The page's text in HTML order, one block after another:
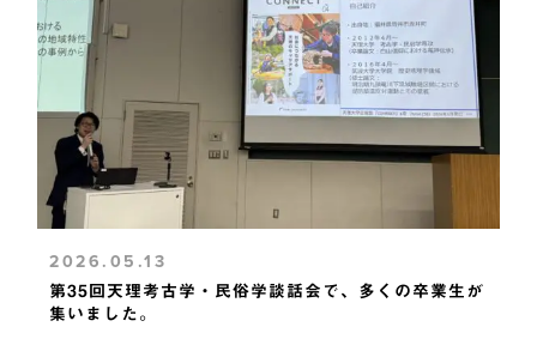
2026.05.13
第35回天理考古学・民俗学談話会で、多くの卒業生が
集いました。